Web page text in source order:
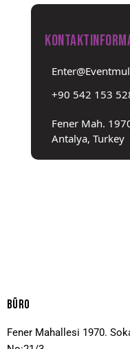
+90 542 153
Fener Mah.
Antalya, Turkey
Büro
Fener Mahallesi 1970.